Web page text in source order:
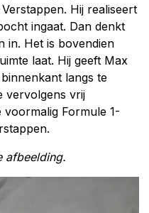
Hij realiseert
ingaat. Dan denkt
in. Het is bovendien
laat. Hij geeft Max
langs te
vervolgens vrij
Formule 1-
afbeelding.